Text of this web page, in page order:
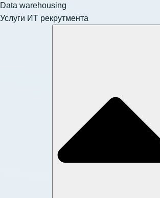
Data warehousing
Услуги ИТ рекрутмента